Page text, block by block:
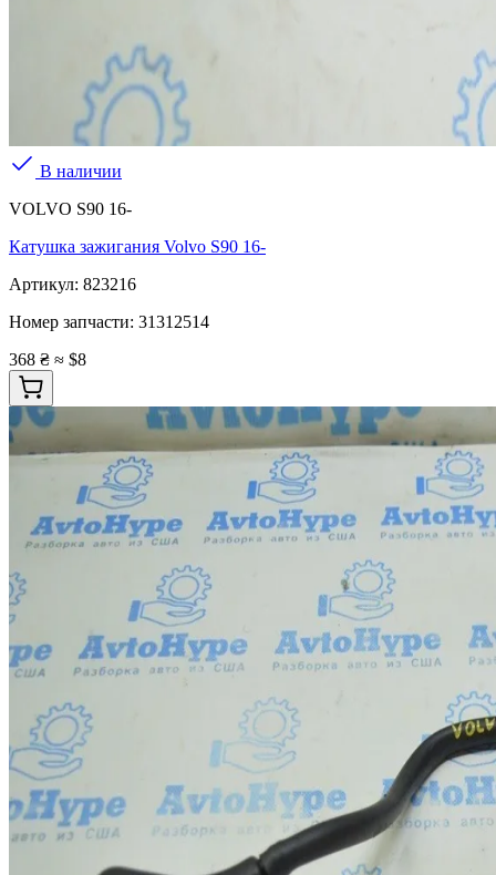
В наличии
VOLVO S90 16-
Катушка зажигания Volvo S90 16-
Артикул: 823216
Номер запчасти: 31312514
368 ₴ ≈ $8